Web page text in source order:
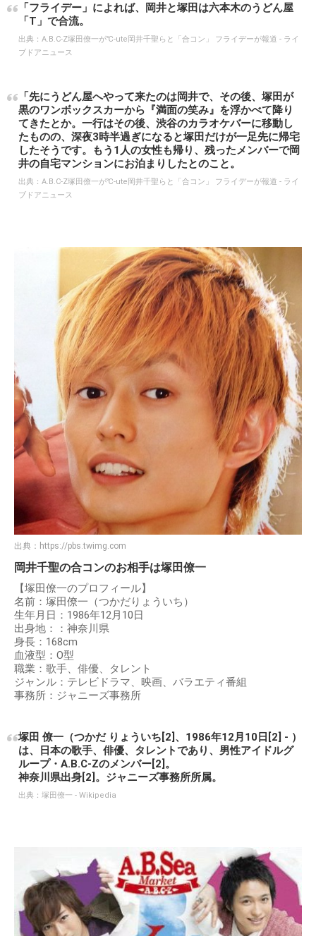
「フライデー」によれば、岡井と塚田は六本木のうどん屋
「T」で合流。
出典： A.B.C‐Z塚田僚一が℃‐ute岡井千聖らと「合コン」 フライデーが報道 - ライ
ブドアニュース
「先にうどん屋へやって来たのは岡井で、その後、塚田が
黒のワンボックスカーから『満面の笑み』を浮かべて降り
てきたとか。一行はその後、渋谷のカラオケバーに移動し
たものの、深夜3時半過ぎになると塚田だけが一足先に帰宅
したそうです。もう1人の女性も帰り、残ったメンバーで岡
井の自宅マンションにお泊まりしたとのこと。
出典： A.B.C‐Z塚田僚一が℃‐ute岡井千聖らと「合コン」 フライデーが報道 - ライ
ブドアニュース
出典： https://pbs.twimg.com
岡井千聖の合コンのお相手は塚田僚一
【塚田僚一のプロフィール】
名前：塚田僚一（つかだりょういち）
生年月日：1986年12月10日
出身地：：神奈川県
身長：168cm
血液型：О型
職業：歌手、俳優、タレント
ジャンル：テレビドラマ、映画、バラエティ番組
事務所：ジャニーズ事務所
塚田 僚一（つかだ りょういち[2]、1986年12月10日[2] - ）
は、日本の歌手、俳優、タレントであり、男性アイドルグ
ループ・A.B.C-Zのメンバー[2]。
神奈川県出身[2]。ジャニーズ事務所所属。
出典： 塚田僚一 - Wikipedia